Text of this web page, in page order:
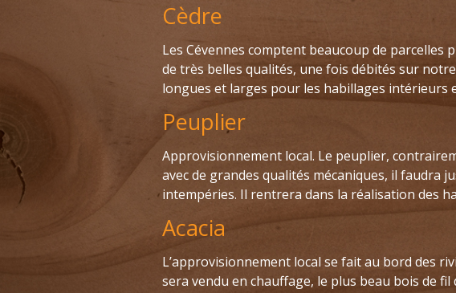
Cèdre
Les Cévennes comptent beaucoup de parcelles
de très belles qualités, une fois débités sur
longues et larges pour les habillages intérieurs
Peuplier
Approvisionnement local. Le peuplier,
avec de grandes qualités mécaniques, il faudra
intempéries. Il rentrera dans la réalisation des
Acacia
L’approvisionnement local se fait au bord des
sera vendu en chauffage, le plus beau bois de